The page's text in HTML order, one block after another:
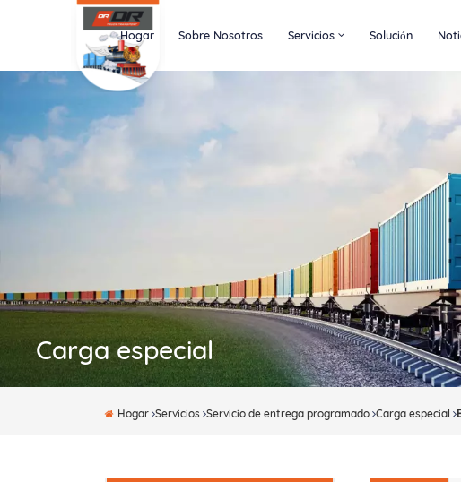
Hogar Sobre Nosotros Servicios Solución
Carga especial
Hogar Servicios Servicio de entrega programado Carga especial